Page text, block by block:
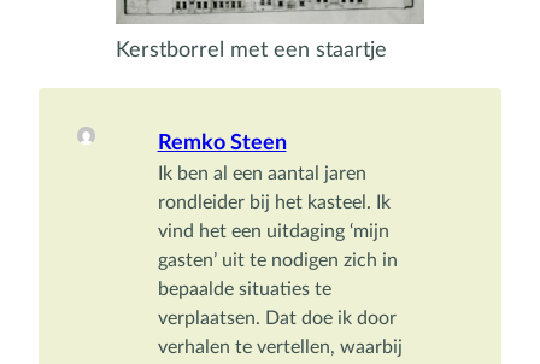
Kerstborrel met een staartje
Remko Steen
Ik ben al een aantal jaren
rondleider bij het kasteel. Ik
vind het een uitdaging ‘mijn
gasten’ uit te nodigen zich in
bepaalde situaties te
verplaatsen. Dat doe ik door
verhalen te vertellen, waarbij